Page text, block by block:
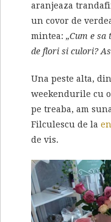
aranjeaza
un covor de
mintea: „Cum e
de flori si culori?
Una peste alta,
weekendurile cu
pe treaba, am
Filculescu de la
de vis.